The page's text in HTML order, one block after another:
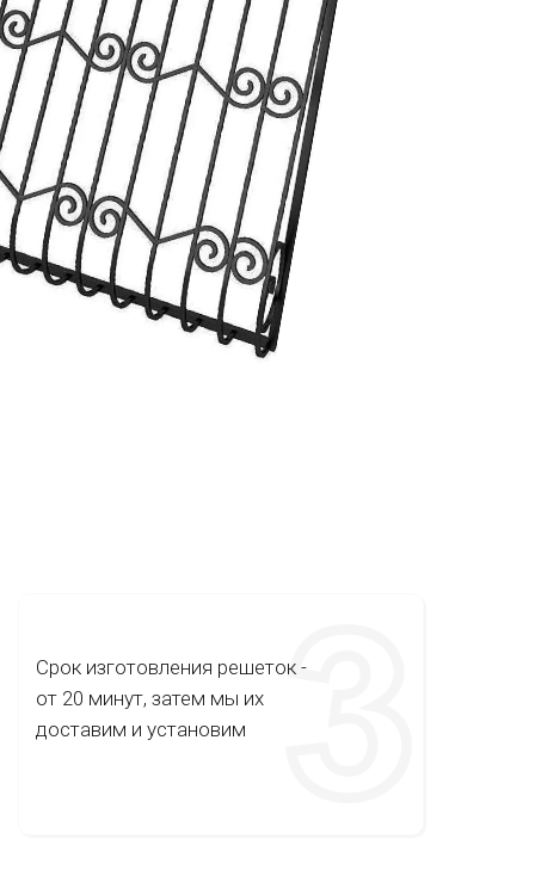
Срок изготовления решеток -
от 20 минут, затем мы их
доставим и установим